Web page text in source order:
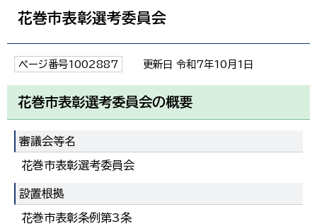
花巻市表彰選考委員会
ページ番号1002887 更新日 令和7年10月1日
花巻市表彰選考委員会の概要
審議会等名
花巻市表彰選考委員会
設置根拠
花巻市表彰条例第3条